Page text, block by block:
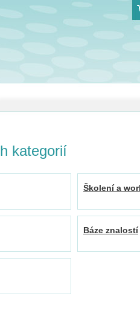
kategorií
Školení a
Báze znalostí